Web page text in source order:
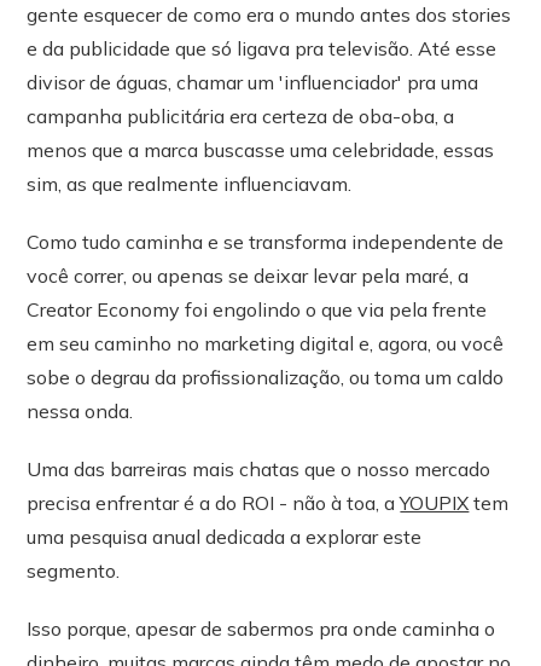
gente esquecer de como era o mundo antes dos stories
e da publicidade que só ligava pra televisão. Até esse
divisor de águas, chamar um 'influenciador' pra uma
campanha publicitária era certeza de oba-oba, a
menos que a marca buscasse uma celebridade, essas
sim, as que realmente influenciavam.
Como tudo caminha e se transforma independente de
você correr, ou apenas se deixar levar pela maré, a
Creator Economy foi engolindo o que via pela frente
em seu caminho no marketing digital e, agora, ou você
sobe o degrau da profissionalização, ou toma um caldo
nessa onda.
Uma das barreiras mais chatas que o nosso mercado
precisa enfrentar é a do ROI - não à toa, aYOUPIX tem
uma pesquisa anual dedicada a explorar este
segmento.
Isso porque, apesar de sabermos pra onde caminha o